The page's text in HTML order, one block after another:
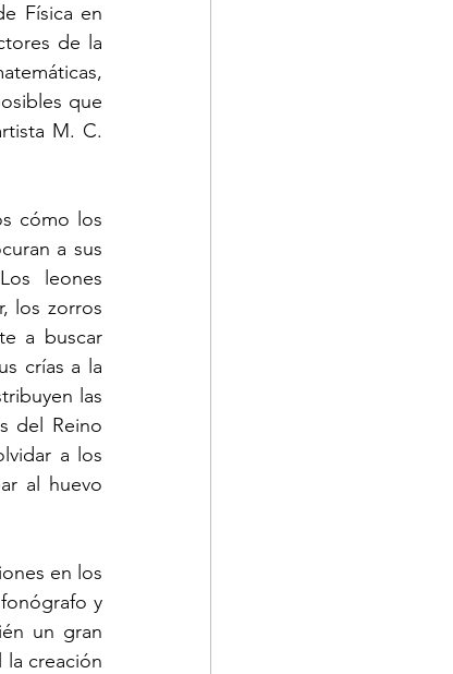
Física en
de la
que
M. C.
cómo los
a sus
leones
los zorros
a buscar
crías a la
las
del Reino
a los
al huevo
en los
y
un gran
la creación